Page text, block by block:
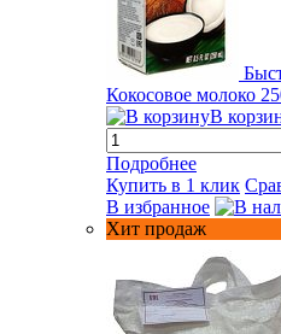
Кокосовое молоко
В
Подробнее
Купить в 1 клик
В избранное
Хит продаж